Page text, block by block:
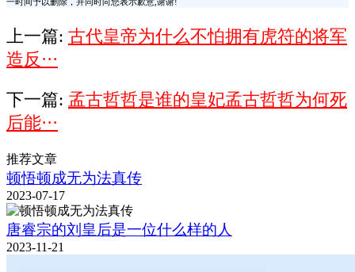
一时间予以删除，并同时向您表示歉意,谢谢!
上一篇: 古代皇帝为什么不怕拥有虎符的将军
造反···
下一篇: 孟古哲哲是谁的皇妃孟古哲哲为何死
后能···
推荐文章
顿悟顿成无为法真传
2023-07-17
唐睿宗的刘皇后是一位什么样的人
2023-11-21